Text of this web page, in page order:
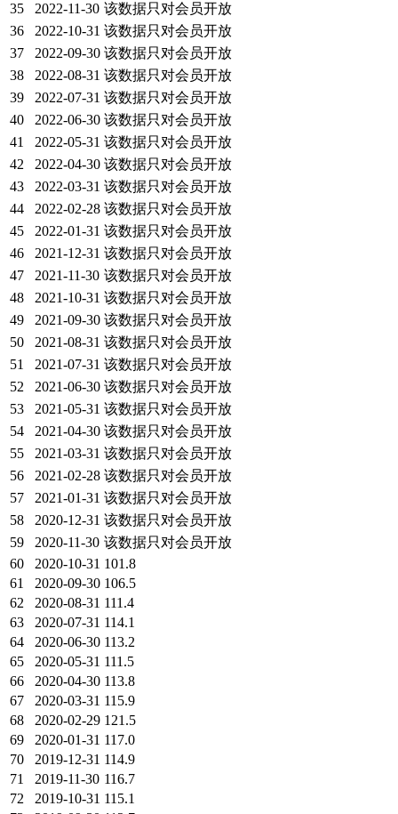
35
2022-11-30 该数据只对会员开放
36
2022-10-31 该数据只对会员开放
37
2022-09-30 该数据只对会员开放
38
2022-08-31 该数据只对会员开放
39
2022-07-31 该数据只对会员开放
40
2022-06-30 该数据只对会员开放
41
2022-05-31 该数据只对会员开放
42
2022-04-30 该数据只对会员开放
43
2022-03-31 该数据只对会员开放
44
2022-02-28 该数据只对会员开放
45
2022-01-31 该数据只对会员开放
46
2021-12-31 该数据只对会员开放
47
2021-11-30 该数据只对会员开放
48
2021-10-31 该数据只对会员开放
49
2021-09-30 该数据只对会员开放
50
2021-08-31 该数据只对会员开放
51
2021-07-31 该数据只对会员开放
52
2021-06-30 该数据只对会员开放
53
2021-05-31 该数据只对会员开放
54
2021-04-30 该数据只对会员开放
55
2021-03-31 该数据只对会员开放
56
2021-02-28 该数据只对会员开放
57
2021-01-31 该数据只对会员开放
58
2020-12-31 该数据只对会员开放
59
2020-11-30 该数据只对会员开放
60
2020-10-31 101.8
61
2020-09-30 106.5
62
2020-08-31 111.4
63
2020-07-31 114.1
64
2020-06-30 113.2
65
2020-05-31 111.5
66
2020-04-30 113.8
67
2020-03-31 115.9
68
2020-02-29 121.5
69
2020-01-31 117.0
70
2019-12-31 114.9
71
2019-11-30 116.7
72
2019-10-31 115.1